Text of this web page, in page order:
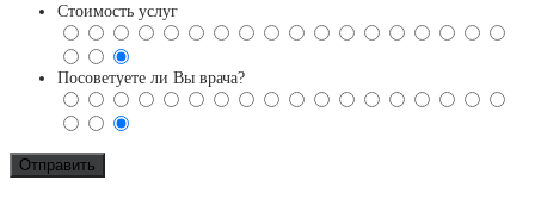
Стоимость услуг
Посоветуете ли Вы врача?